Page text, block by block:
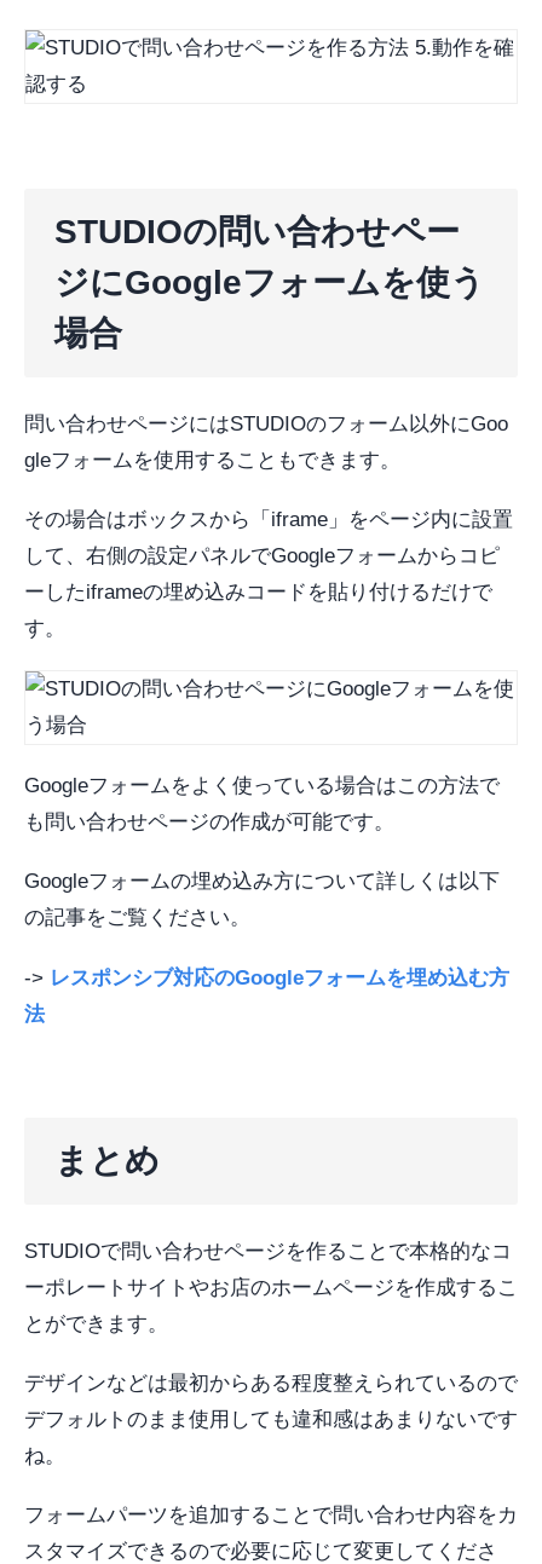
STUDIOの問い合わせペー
ジにGoogleフォームを使う
場合
問い合わせページにはSTUDIOのフォーム以外にGoo
gleフォームを使用することもできます。
その場合はボックスから「iframe」をページ内に設置
して、右側の設定パネルでGoogleフォームからコピ
ーしたiframeの埋め込みコードを貼り付けるだけで
す。
Googleフォームをよく使っている場合はこの方法で
も問い合わせページの作成が可能です。
Googleフォームの埋め込み方について詳しくは以下
の記事をご覧ください。
-> レスポンシブ対応のGoogleフォームを埋め込む方
法
まとめ
STUDIOで問い合わせページを作ることで本格的なコ
ーポレートサイトやお店のホームページを作成するこ
とができます。
デザインなどは最初からある程度整えられているので
デフォルトのまま使用しても違和感はあまりないです
ね。
フォームパーツを追加することで問い合わせ内容をカ
スタマイズできるので必要に応じて変更してくださ